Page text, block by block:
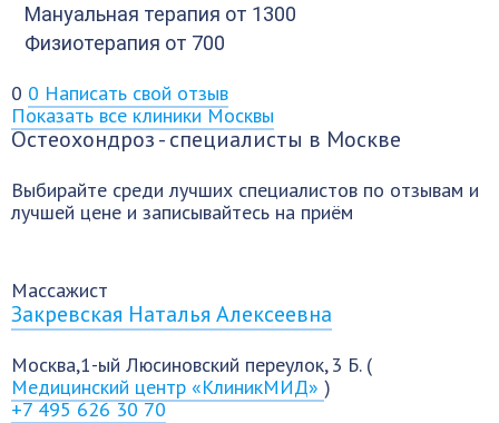
Мануальная терапия от 1300
Физиотерапия от 700
0 0 Написать свой отзыв
Показать все клиники Москвы
Остеохондроз - специалисты в Москве
Выбирайте среди лучших специалистов по отзывам и
лучшей цене и записывайтесь на приём
Массажист
Закревская Наталья Алексеевна
Москва,1-ый Люсиновский переулок, 3 Б. (
Медицинский центр «КлиникМИД» )
+7 495 626 30 70